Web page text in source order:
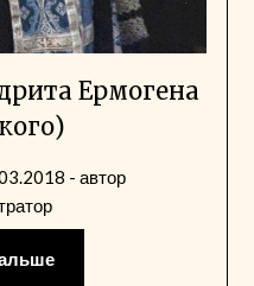
Ермогена
- автор